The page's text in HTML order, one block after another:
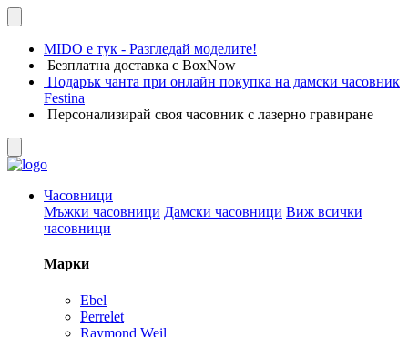
MIDO е тук - Разгледай моделите!
Безплатна доставка с BoxNow
Подарък чанта при онлайн покупка на дамски часовник
Festina
Персонализирай своя часовник с лазерно гравиране
Часовници
Мъжки часовници Дамски часовници Виж всички
часовници
Марки
Ebel
Perrelet
Raymond Weil